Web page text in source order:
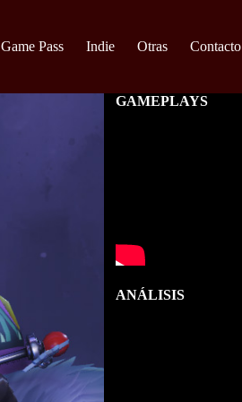
Game Pass Indie Otras Contacto
GAMEPLAYS
ANÁLISIS